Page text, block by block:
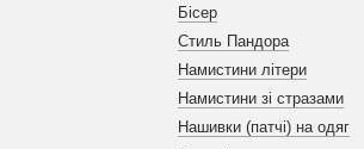
Бісер
Стиль Пандора
Намистини літери
Намистини зі стразами
Нашивки (патчі) на одяг